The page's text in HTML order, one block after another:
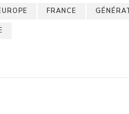
FRANCE